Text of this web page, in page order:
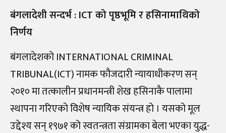
बंगलादेशी सन्दर्भ : ICT को पृष्ठभूमि र हसिनामाथिको
निर्णय
बंगलादेशको INTERNATIONAL CRIMINAL
TRIBUNAL(ICT) नामक फौजदारी न्यायाधीकरण सन्
२०१० मा तत्कालीन प्रधानमन्त्री शेख हसिनाकै पालामा
स्थापना गरिएको विशेष न्यायिक संयन्त्र हो । यसको मूल
उद्देश्य सन् १९७१ को स्वतन्त्रता संग्रामका बेला भएका युद्ध-